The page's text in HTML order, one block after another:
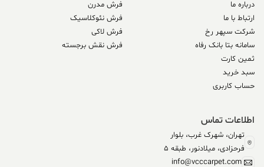
درباره ما
ارتباط با ما
شرکت سپهر رخ
سامانه بتا بانک رفاه
ثمین کارت
سبد خرید
حساب کاربری
فرش مدرن
فرش نئوکلاسیک
فرش لاکی
فرش نقش برجسته
اطلاعات تماس
تهران، شهرک غرب، بلوار
فرحزادی، میلادنور، طبقه 5
info@vcccarpet.com